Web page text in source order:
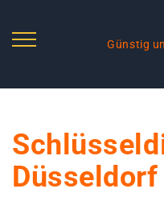
Günstig